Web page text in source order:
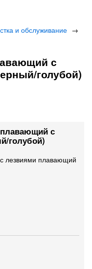
и обслуживание →
с
голубой)
с
голубой)
лезвиями плавающий